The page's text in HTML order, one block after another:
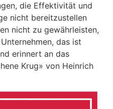
die Effektivität und
nicht bereitzustellen
nicht zu gewährleisten,
das ist
erinnert an das
Krug» von Heinrich